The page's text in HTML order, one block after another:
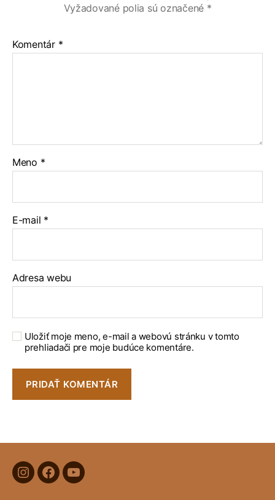
Vyžadované polia sú označené *
Komentár *
Meno *
E-mail *
Adresa webu
Uložiť moje meno, e-mail a webovú stránku v tomto
prehliadači pre moje budúce komentáre.
PoložkaPoložkaPoložka